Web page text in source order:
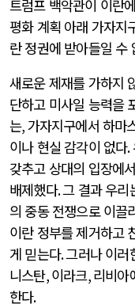
트럼프 백악관이 이란
평화 계획 아래 가자지
란 정권에 받아들일 수
새로운 제재를 가하지
단하고 미사일 능력을
는,가자지구에서 하마
이나 현실 감각이 없다.
갖추고 상대의 입장에
배제했다.그 결과 우리
의 중동 전쟁으로 이끌
이란 정부를 제거하고
게 믿는다.그러나 이러
니스탄,이라크,리비아
한다.